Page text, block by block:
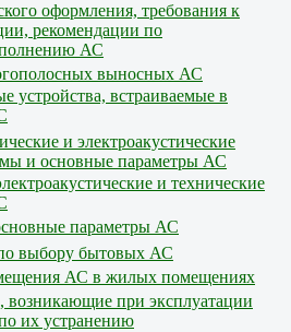
оформления, требования к
рекомендации по
АС
выносных АС
устройства, встраиваемые в
и электроакустические
и основные параметры АС
и технические
параметры АС
выбору бытовых АС
АС в жилых помещениях
возникающие при эксплуатации
их устранению